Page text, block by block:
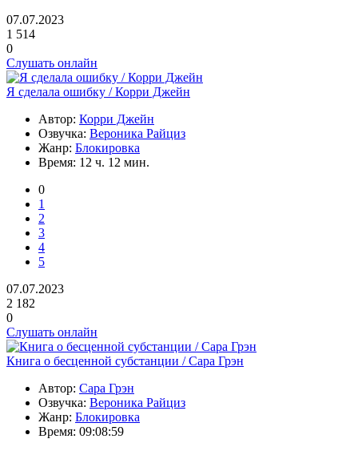
07.07.2023
1 514
0
Слушать онлайн
Я сделала ошибку / Корри Джейн
Автор: Корри Джейн
Озвучка: Вероника Райциз
Жанр: Блокировка
Время: 12 ч. 12 мин.
0
1
2
3
4
5
07.07.2023
2 182
0
Слушать онлайн
Книга о бесценной субстанции / Сара Грэн
Автор: Сара Грэн
Озвучка: Вероника Райциз
Жанр: Блокировка
Время: 09:08:59